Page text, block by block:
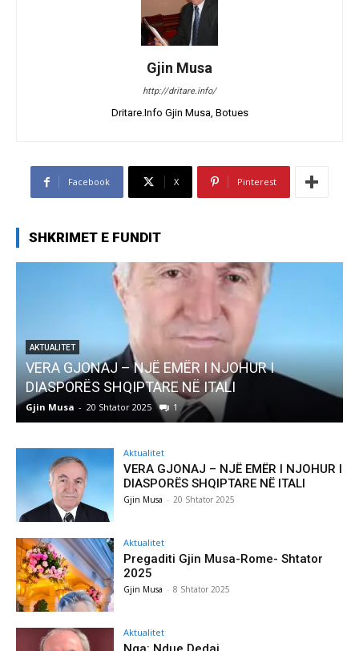
Gjin Musa
http://dritare.info/
Dritare.Info Gjin Musa, Botues
Facebook X Pinterest
SHKRIMET E FUNDIT
AKTUALITET
Pregaditi Gjin Musa-Rome- Shtator 2025
Gjin Musa - 8 Shtator 2025 0
Aktualitet
VERA GJONAJ – NJË EMËR I NJOHUR I
DIASPORËS SHQIPTARE NË ITALI
Gjin Musa - 20 Shtator 2025
Aktualitet
Pregaditi Gjin Musa-Rome- Shtator
2025
Gjin Musa - 8 Shtator 2025
Aktualitet